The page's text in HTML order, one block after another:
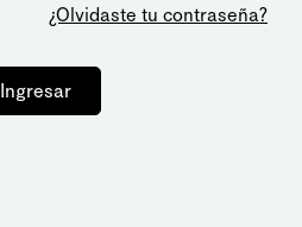
¿Olvidaste tu contraseña?
Ingresar